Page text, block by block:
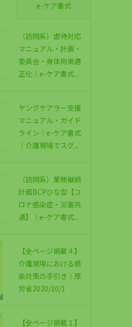
e-ケア書式
（訪問系）虐待対応
マニュアル・計画・
委員会・身体拘束適
正化｜e-ケア書式...
ヤングケアラー支援
マニュアル・ガイド
ライン｜e-ケア書式
｜介護現場でスグ...
（訪問系）業務継続
計画BCPひな型【コ
ロナ感染症・災害共
通】｜e-ケア書式...
【全ページ掲載４】
介護現場における感
染対策の手引き｜厚
労省2020/10/1
【全ページ掲載１】